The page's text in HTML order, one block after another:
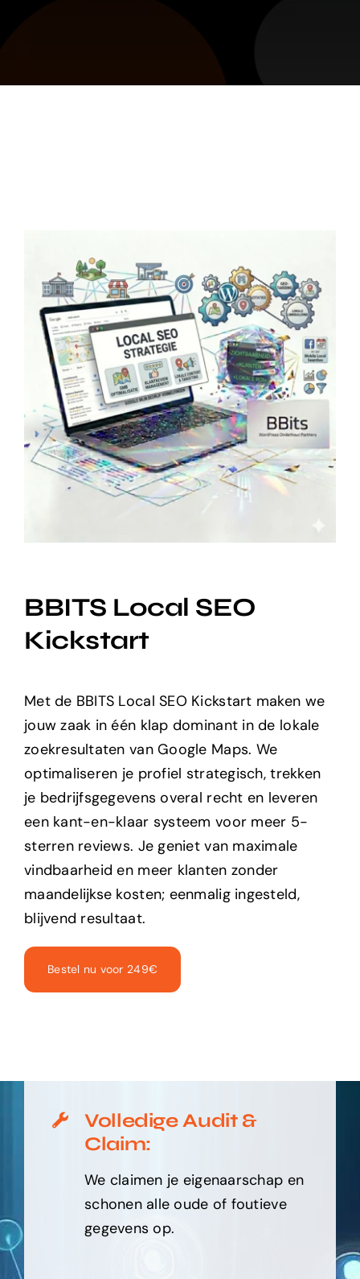
BBITS Local SEO
Kickstart
Met de BBITS Local SEO Kickstart maken we
jouw zaak in één klap dominant in de lokale
zoekresultaten van Google Maps. We
optimaliseren je profiel strategisch, trekken
je bedrijfsgegevens overal recht en leveren
een kant-en-klaar systeem voor meer 5-
sterren reviews. Je geniet van maximale
vindbaarheid en meer klanten zonder
maandelijkse kosten; eenmalig ingesteld,
blijvend resultaat.
Bestel nu voor 249€
Volledige Audit &
Claim:
We claimen je eigenaarschap en
schonen alle oude of foutieve
gegevens op.